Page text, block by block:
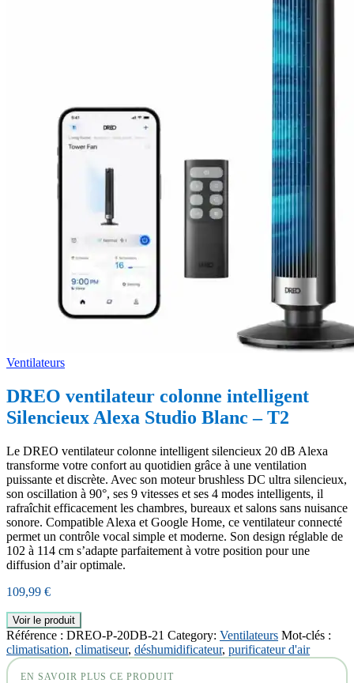
Ventilateurs
DREO ventilateur colonne intelligent
Silencieux Alexa Studio Blanc – T2
Le DREO ventilateur colonne intelligent silencieux 20 dB Alexa
transforme votre confort au quotidien grâce à une ventilation
puissante et discrète. Avec son moteur brushless DC ultra silencieux,
son oscillation à 90°, ses 9 vitesses et ses 4 modes intelligents, il
rafraîchit efficacement les chambres, bureaux et salons sans nuisance
sonore. Compatible Alexa et Google Home, ce ventilateur connecté
permet un contrôle vocal simple et moderne. Son design réglable de
102 à 114 cm s’adapte parfaitement à votre position pour une
diffusion d’air optimale.
109,99 €
Voir le produit
Référence : DREO-P-20DB-21 Category: Ventilateurs Mot-clés :
climatisation, climatiseur, déshumidificateur, purificateur d'air
EN SAVOIR PLUS CE PRODUIT